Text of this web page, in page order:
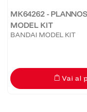
MK64262 -
MODEL KIT
BANDAI MODEL KIT
Vai al